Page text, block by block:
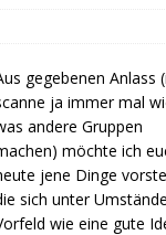
gegebenen Anlass
ja immer mal
andere Gruppen
möchte ich
jene Dinge
sich unter
wie eine gute